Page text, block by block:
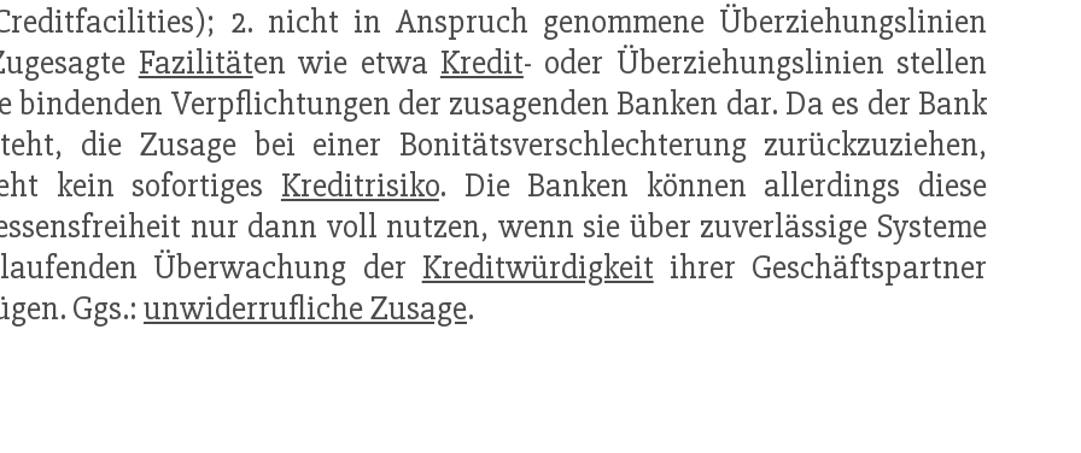
2. nicht in Anspruch genommene Überziehungslinien
Fazilitäten wie etwa Kredit- oder Überziehungslinien stellen
bindenden Verpflichtungen der zusagenden Banken dar. Da es der Bank
die Zusage bei einer Bonitätsverschlechterung zurückzuziehen,
kein sofortiges Kreditrisiko. Die Banken können allerdings diese
nur dann voll nutzen, wenn sie über zuverlässige Systeme
Überwachung der Kreditwürdigkeit ihrer Geschäftspartner
Ggs.: unwiderrufliche Zusage.